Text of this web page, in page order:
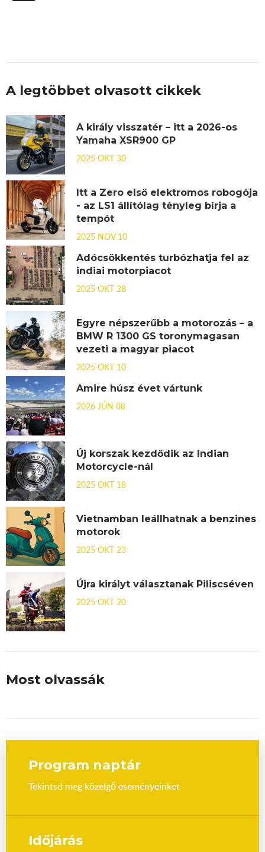
A legtöbbet olvasott cikkek
A király visszatér – itt a 2026-os
Yamaha XSR900 GP
2025 OKT 30
Itt a Zero első elektromos robogója
- az LS1 állítólag tényleg bírja a
tempót
2025 NOV 10
Adócsökkentés turbózhatja fel az
indiai motorpiacot
2025 OKT 28
Egyre népszerűbb a motorozás – a
BMW R 1300 GS toronymagasan
vezeti a magyar piacot
2025 OKT 10
Amire húsz évet vártunk
2026 JÚN 08
Új korszak kezdődik az Indian
Motorcycle-nál
2025 OKT 18
Vietnamban leállhatnak a benzines
motorok
2025 OKT 23
Újra királyt választanak Piliscséven
2025 OKT 20
Most olvassák
Program naptár
Tekintsd meg közelgő eseményeinket
Időjárás